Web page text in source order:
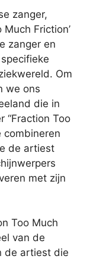
zanger,
Friction’
zanger en
Om
we ons
die in
“Fraction Too
combineren
de artiest
met zijn
Too Much
van de
de artiest die